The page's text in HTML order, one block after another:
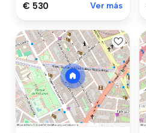
€ 530 Ver más